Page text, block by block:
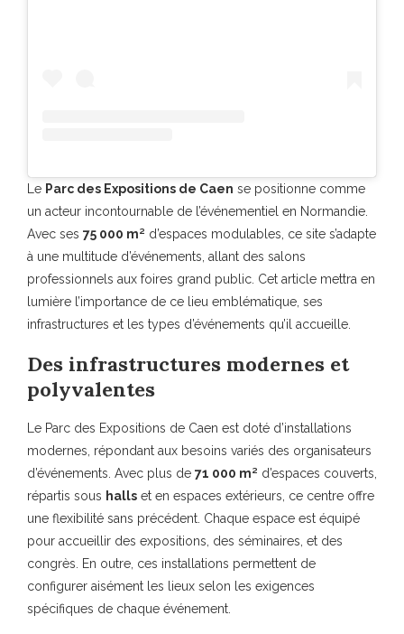
Le Parc des Expositions de Caen se positionne comme
un acteur incontournable de l’événementiel en Normandie.
Avec ses 75 000 m² d’espaces modulables, ce site s’adapte
à une multitude d’événements, allant des salons
professionnels aux foires grand public. Cet article mettra en
lumière l’importance de ce lieu emblématique, ses
infrastructures et les types d’événements qu’il accueille.
Des infrastructures modernes et
polyvalentes
Le Parc des Expositions de Caen est doté d’installations
modernes, répondant aux besoins variés des organisateurs
d’événements. Avec plus de 71 000 m² d’espaces couverts,
répartis sous halls et en espaces extérieurs, ce centre offre
une flexibilité sans précédent. Chaque espace est équipé
pour accueillir des expositions, des séminaires, et des
congrès. En outre, ces installations permettent de
configurer aisément les lieux selon les exigences
spécifiques de chaque événement.